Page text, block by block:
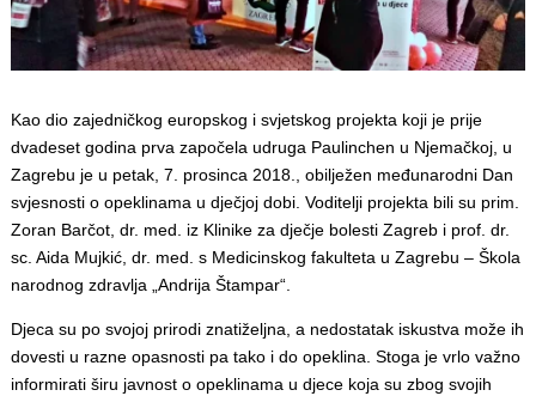
Kao dio zajedničkog europskog i svjetskog projekta koji je prije
dvadeset godina prva započela udruga Paulinchen u Njemačkoj, u
Zagrebu je u petak, 7. prosinca 2018., obilježen međunarodni Dan
svjesnosti o opeklinama u dječjoj dobi. Voditelji projekta bili su prim.
Zoran Barčot, dr. med. iz Klinike za dječje bolesti Zagreb i prof. dr.
sc. Aida Mujkić, dr. med. s Medicinskog fakulteta u Zagrebu – Škola
narodnog zdravlja „Andrija Štampar“.
Djeca su po svojoj prirodi znatiželjna, a nedostatak iskustva može ih
dovesti u razne opasnosti pa tako i do opeklina. Stoga je vrlo važno
informirati širu javnost o opeklinama u djece koja su zbog svojih